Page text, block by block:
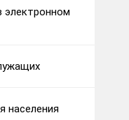
электронном
населения